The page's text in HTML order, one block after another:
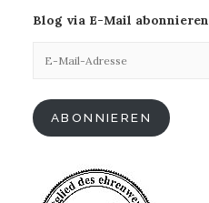
Blog via E-Mail abonnieren
Mail-
ABONNIEREN